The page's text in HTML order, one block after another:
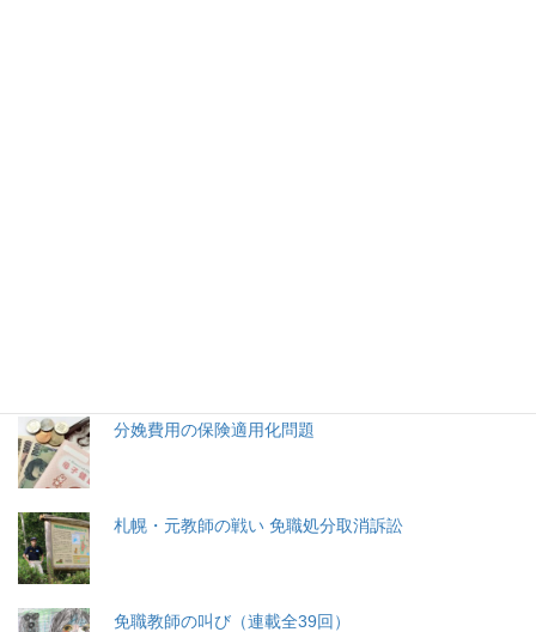
分娩費用の保険適用化問題
札幌・元教師の戦い 免職処分取消訴訟
免職教師の叫び（連載全39回）